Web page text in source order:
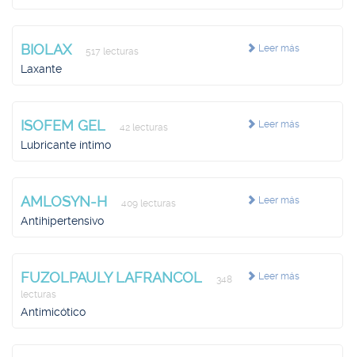
Leer más
BIOLAX 517 lecturas
Laxante
Leer más
ISOFEM GEL 42 lecturas
Lubricante íntimo
Leer más
AMLOSYN-H 409 lecturas
Antihipertensivo
Leer más
FUZOLPAULY LAFRANCOL
348
lecturas
Antimicótico